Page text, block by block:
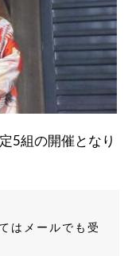
5組の開催となり
はメールでも受